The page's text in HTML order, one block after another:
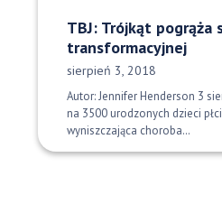
TBJ: Trójkąt pogrąża
transformacyjnej
Data opublikowania:
sierpień 3, 2018
Autor: Jennifer Henderson 3
na 3500 urodzonych dzieci
wyniszczająca choroba…